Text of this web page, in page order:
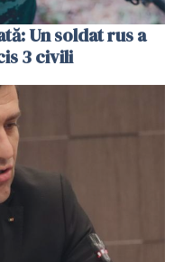
Un soldat rus a
3 civili